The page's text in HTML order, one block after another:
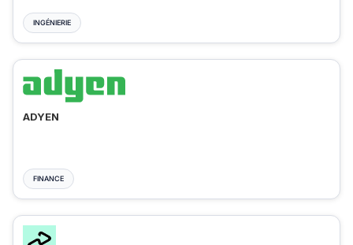
INGÉNIERIE
ADYEN
FINANCE